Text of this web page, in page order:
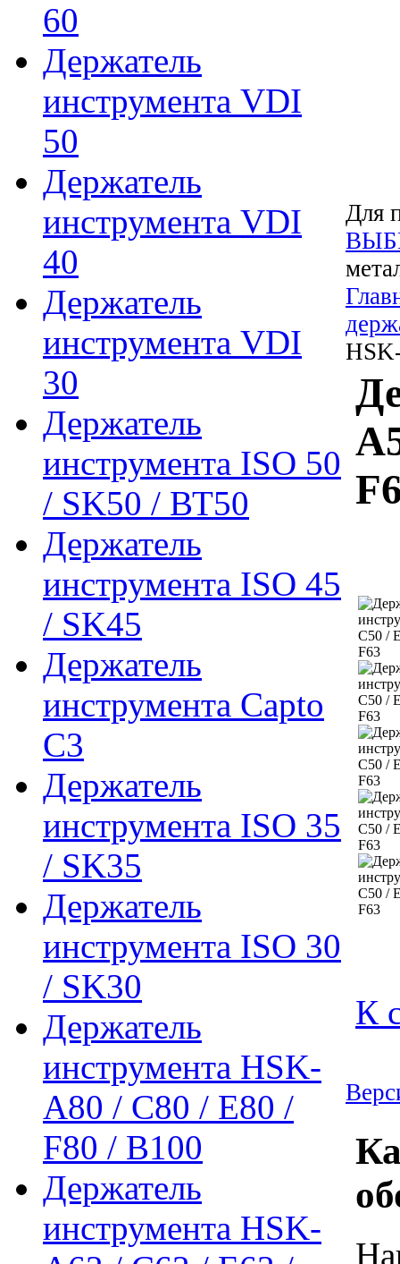
60
Держатель
инструмента VDI
50
Держатель
инструмента VDI
40
Держатель
инструмента VDI
30
Держатель
инструмента ISO 50
/ SK50 / ВТ50
Держатель
инструмента ISO 45
/ SK45
Держатель
инструмента Capto
C3
Держатель
инструмента ISO 35
/ SK35
Держатель
инструмента ISO 30
/ SK30
Держатель
инструмента HSK-
A80 / C80 / E80 /
F80 / B100
Держатель
инструмента HSK-
Для
К